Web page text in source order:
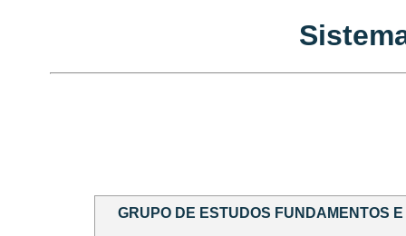
GRUPO DE ESTUDOS FUNDAMENTOS